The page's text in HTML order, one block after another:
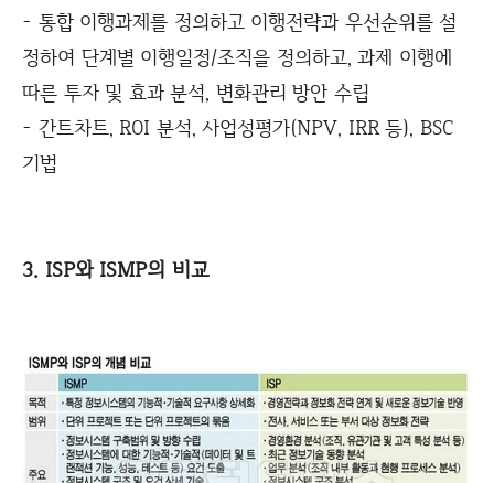
- 통합 이행과제를 정의하고 이행전략과 우선순위를 설
정하여 단계별 이행일정/조직을 정의하고, 과제 이행에
따른 투자 및 효과 분석, 변화관리 방안 수립
- 간트차트, ROI 분석, 사업성평가(NPV, IRR 등), BSC
기법
3. ISP와 ISMP의 비교